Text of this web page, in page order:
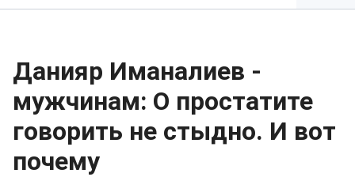
Данияр Иманалиев -
мужчинам: О простатите
говорить не стыдно. И вот
почему